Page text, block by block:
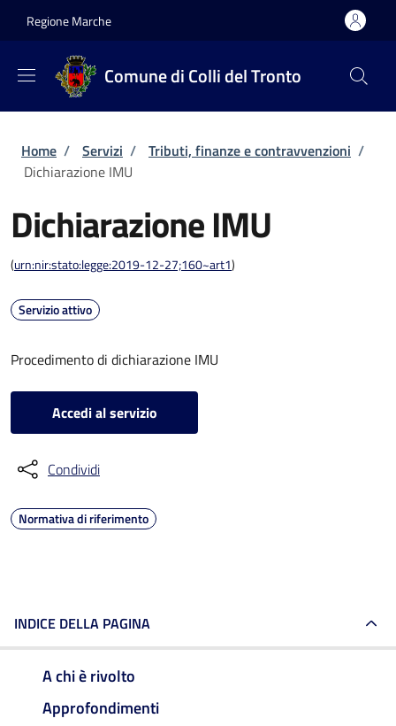
Regione Marche
Comune di Colli del Tronto
Briciole di pane
Home / Servizi / Tributi, finanze e contravvenzioni /
Dichiarazione IMU
Dichiarazione IMU
(urn:nir:stato:legge:2019-12-27;160~art1)
Servizio attivo
Procedimento di dichiarazione IMU
Accedi al servizio
Condividi
Normativa di riferimento
INDICE DELLA PAGINA
A chi è rivolto
Approfondimenti